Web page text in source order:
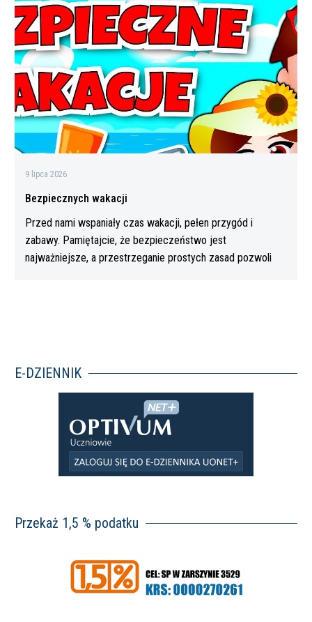
9 lipca 2026
Bezpiecznych wakacji
Przed nami wspaniały czas wakacji, pełen przygód i
zabawy. Pamiętajcie, że bezpieczeństwo jest
najważniejsze, a przestrzeganie prostych zasad pozwoli
E-DZIENNIK
Przekaż 1,5 % podatku